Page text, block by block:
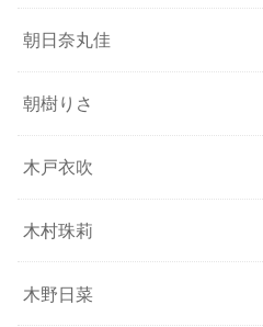
朝日奈丸佳
朝樹りさ
木戸衣吹
木村珠莉
木野日菜